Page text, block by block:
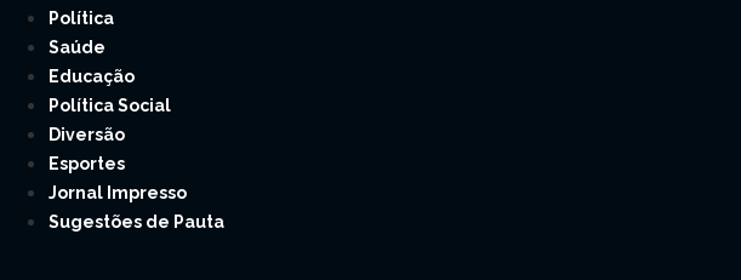
Política
Saúde
Educação
Política Social
Diversão
Esportes
Jornal Impresso
Sugestões de Pauta